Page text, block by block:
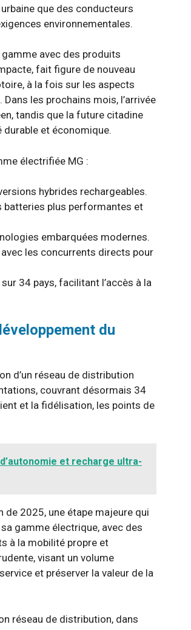
que des conducteurs
environnementales.
avec des produits
fait figure de nouveau
à la fois sur les aspects
les prochains mois, l’arrivée
tandis que la future citadine
durable et économique.
électrifiée MG :
hybrides rechargeables.
batteries plus performantes et
embarquées modernes.
les concurrents directs pour
34 pays, facilitant l’accès à la
du
d’un réseau de distribution
couvrant désormais 34
et la fidélisation, les points de
et recharge ultra-
de 2025, une étape majeure qui
gamme électrique, avec des
à la mobilité propre et
visant un volume
et préserver la valeur de la
réseau de distribution, dans